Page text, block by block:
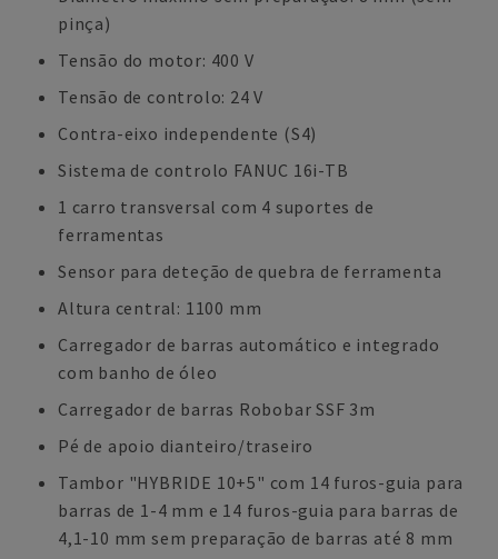
pinça)
Tensão do motor: 400 V
Tensão de controlo: 24 V
Contra-eixo independente (S4)
Sistema de controlo FANUC 16i-TB
1 carro transversal com 4 suportes de
ferramentas
Sensor para deteção de quebra de ferramenta
Altura central: 1100 mm
Carregador de barras automático e integrado
com banho de óleo
Carregador de barras Robobar SSF 3m
Pé de apoio dianteiro/traseiro
Tambor "HYBRIDE 10+5" com 14 furos-guia para
barras de 1-4 mm e 14 furos-guia para barras de
4,1-10 mm sem preparação de barras até 8 mm